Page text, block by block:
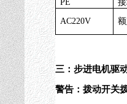
PE
AC220V
三： 步进电机驱
警告：拨动开关